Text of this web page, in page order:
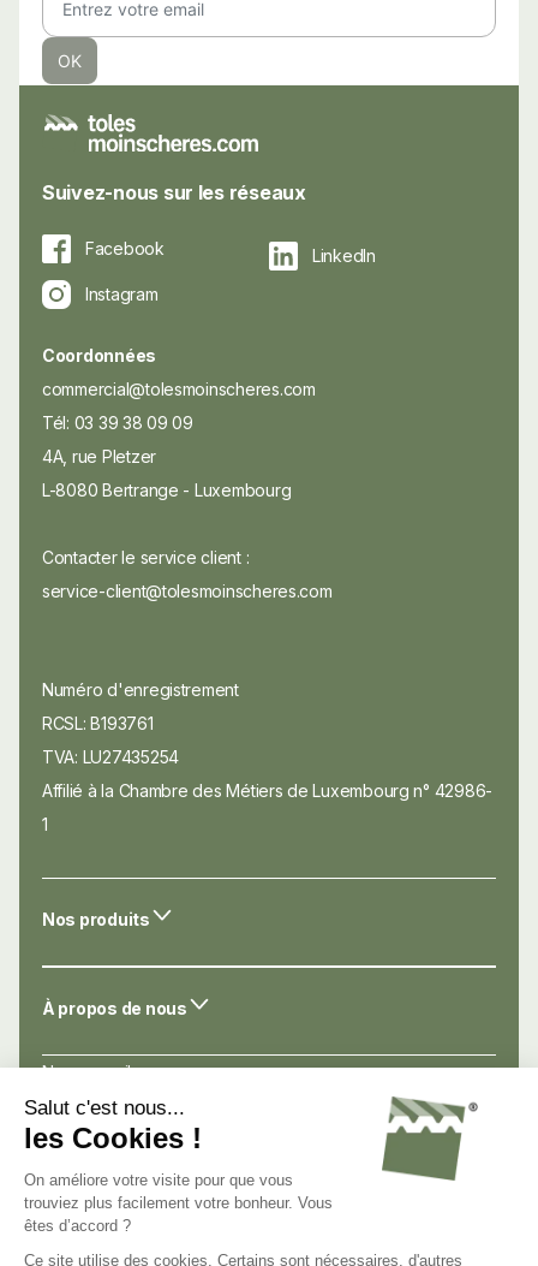
Suivez-nous sur les réseaux
Facebook
LinkedIn
Instagram
Coordonnées
commercial@tolesmoinscheres.com
Tél: 03 39 38 09 09
4A, rue Pletzer
L-8080 Bertrange - Luxembourg
Contacter le service client :
service-client@tolesmoinscheres.com
Numéro d'enregistrement
RCSL: B193761
TVA: LU27435254
Affilié à la Chambre des Métiers de Luxembourg n° 42986-
1
À propos de nous
Nos conseils
Nos atouts
Avis de nos clients
Nous connaître
Nous contacter
Nos produits